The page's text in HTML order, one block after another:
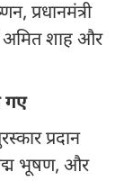
प्रधानमंत्री
अमित शाह और
गए
प्रदान
भूषण, और